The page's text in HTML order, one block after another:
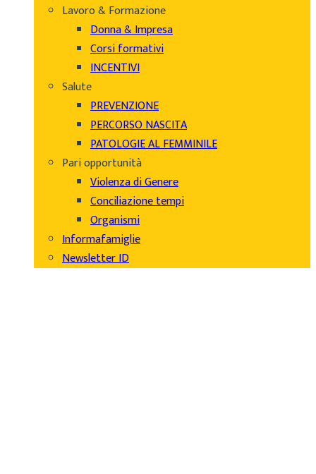
Lavoro & Formazione
Donna & Impresa
Corsi formativi
INCENTIVI
Salute
PREVENZIONE
PERCORSO NASCITA
PATOLOGIE AL FEMMINILE
Pari opportunità
Violenza di Genere
Conciliazione tempi
Organismi
Informafamiglie
Newsletter ID